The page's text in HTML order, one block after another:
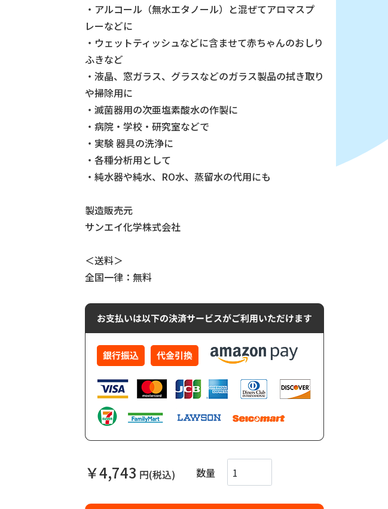
・アルコール（無水エタノール）と混ぜてアロマスプ
レーなどに
・ウェットティッシュなどに含ませて赤ちゃんのおしり
ふきなど
・液晶、窓ガラス、グラスなどのガラス製品の拭き取り
や掃除用に
・滅菌器用の次亜塩素酸水の作製に
・病院・学校・研究室などで
・実験 器具の洗浄に
・各種分析用として
・純水器や純水、RO水、蒸留水の代用にも
製造販売元
サンエイ化学株式会社
＜送料＞
全国一律：無料
￥4,743 円(税込) 数量